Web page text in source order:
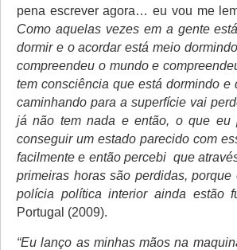
pena escrever agora… eu vou me
Como aquelas vezes em a gente
dormir e o acordar está meio
compreendeu o mundo e
tem consciência que está dormindo
caminhando para a superfície vai
já não tem nada e então, o que eu
conseguir um estado parecido com
facilmente e então percebi que
primeiras horas são perdidas,
polícia política interior ainda estão
Portugal (2009).
“Eu lanço as minhas mãos na